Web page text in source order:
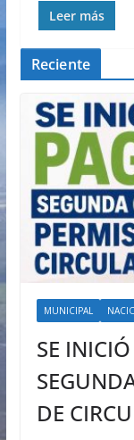
Leer más
Reciente
MUNICIPAL
SE
DE